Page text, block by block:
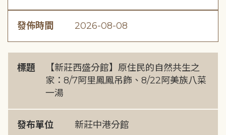
發佈時間 2026-08-08
標題
【新莊西盛分館】原住民的自然共生之
家：8/7阿里鳳鳳吊飾、8/22阿美族八菜
一湯
發布單位 新莊中港分館